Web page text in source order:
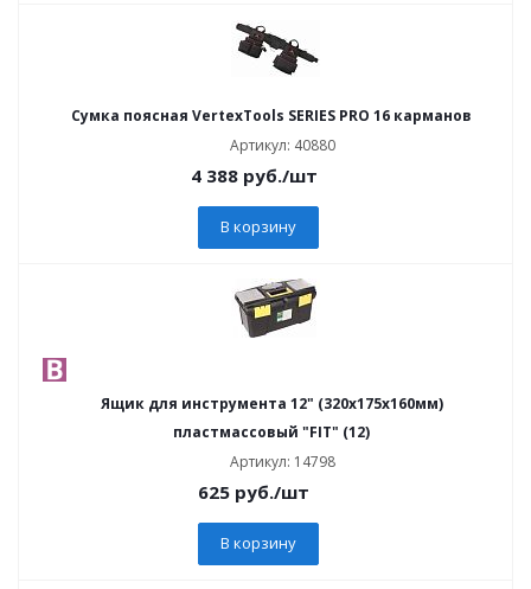
Сумка поясная VertexTools SERIES PRO 16 карманов
Артикул: 40880
4 388руб./шт
В корзину
Ящик для инструмента 12" (320х175х160мм)
пластмассовый "FIT" (12)
Артикул: 14798
625 руб./шт
В корзину